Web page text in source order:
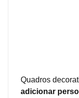
Quadros
adicionar